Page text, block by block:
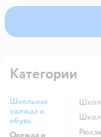
✅ Без
температуре от 0
Категории
Школьная
одежда и
обувь
Одежда и